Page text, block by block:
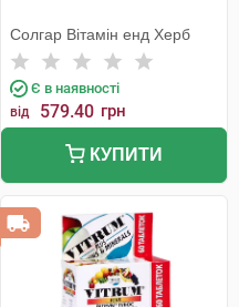
Солгар Вітамін енд Херб
Є в наявності
від 579.40 грн
КУПИТИ